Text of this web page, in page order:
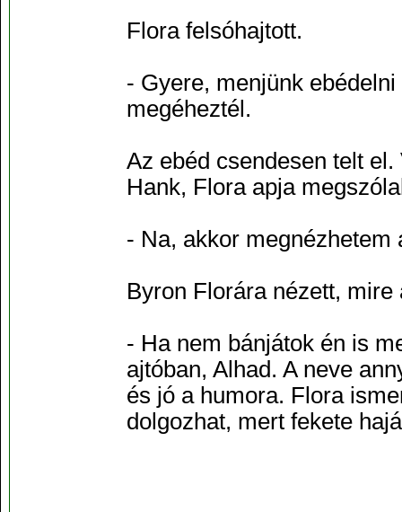
Flora felsóhajtott.
- Gyere, menjünk
megéheztél.
Az ebéd csendesen telt
Hank, Flora apja
- Na, akkor megnézhetem
Byron Florára nézett, mire
- Ha nem bánjátok én is
ajtóban, Alhad. A neve
és jó a humora. Flora
dolgozhat, mert fekete